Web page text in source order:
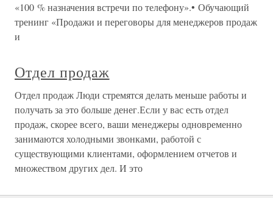
«100 % назначения встречи по телефону».• Обучающий
тренинг «Продажи и переговоры для менеджеров продаж
и
Отдел продаж
Отдел продаж Люди стремятся делать меньше работы и
получать за это больше денег.Если у вас есть отдел
продаж, скорее всего, ваши менеджеры одновременно
занимаются холодными звонками, работой с
существующими клиентами, оформлением отчетов и
множеством других дел. И это